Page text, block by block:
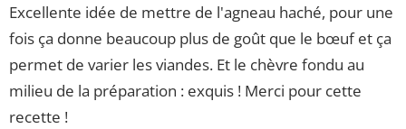
Excellente idée de mettre de l'agneau haché, pour une
fois ça donne beaucoup plus de goût que le bœuf et ça
permet de varier les viandes. Et le chèvre fondu au
milieu de la préparation : exquis ! Merci pour cette
recette !